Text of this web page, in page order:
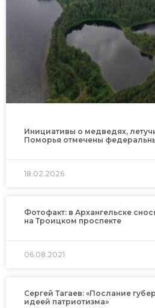
Инициативы о медведях,
Поморья отмечены
18.02.2026
Фотофакт: в Архангельске
на Троицком проспекте
06.08.2021
Сергей Тагаев: «Послание
идеей патриотизма»